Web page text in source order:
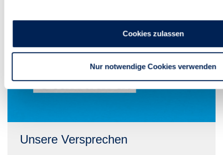
Cookies zulassen
Nur notwendige Cookies verwenden
Unsere Versprechen